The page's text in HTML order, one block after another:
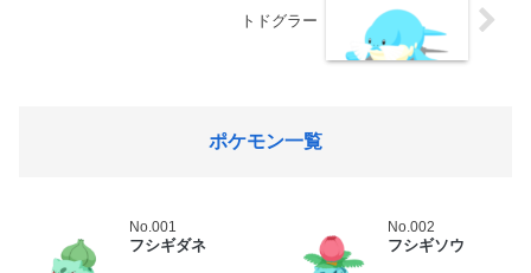
トドグラー
ポケモン一覧
No.001
フシギダネ
No.002
フシギソウ